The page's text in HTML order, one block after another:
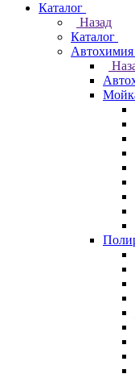
Каталог
Назад
Каталог
Автохимия